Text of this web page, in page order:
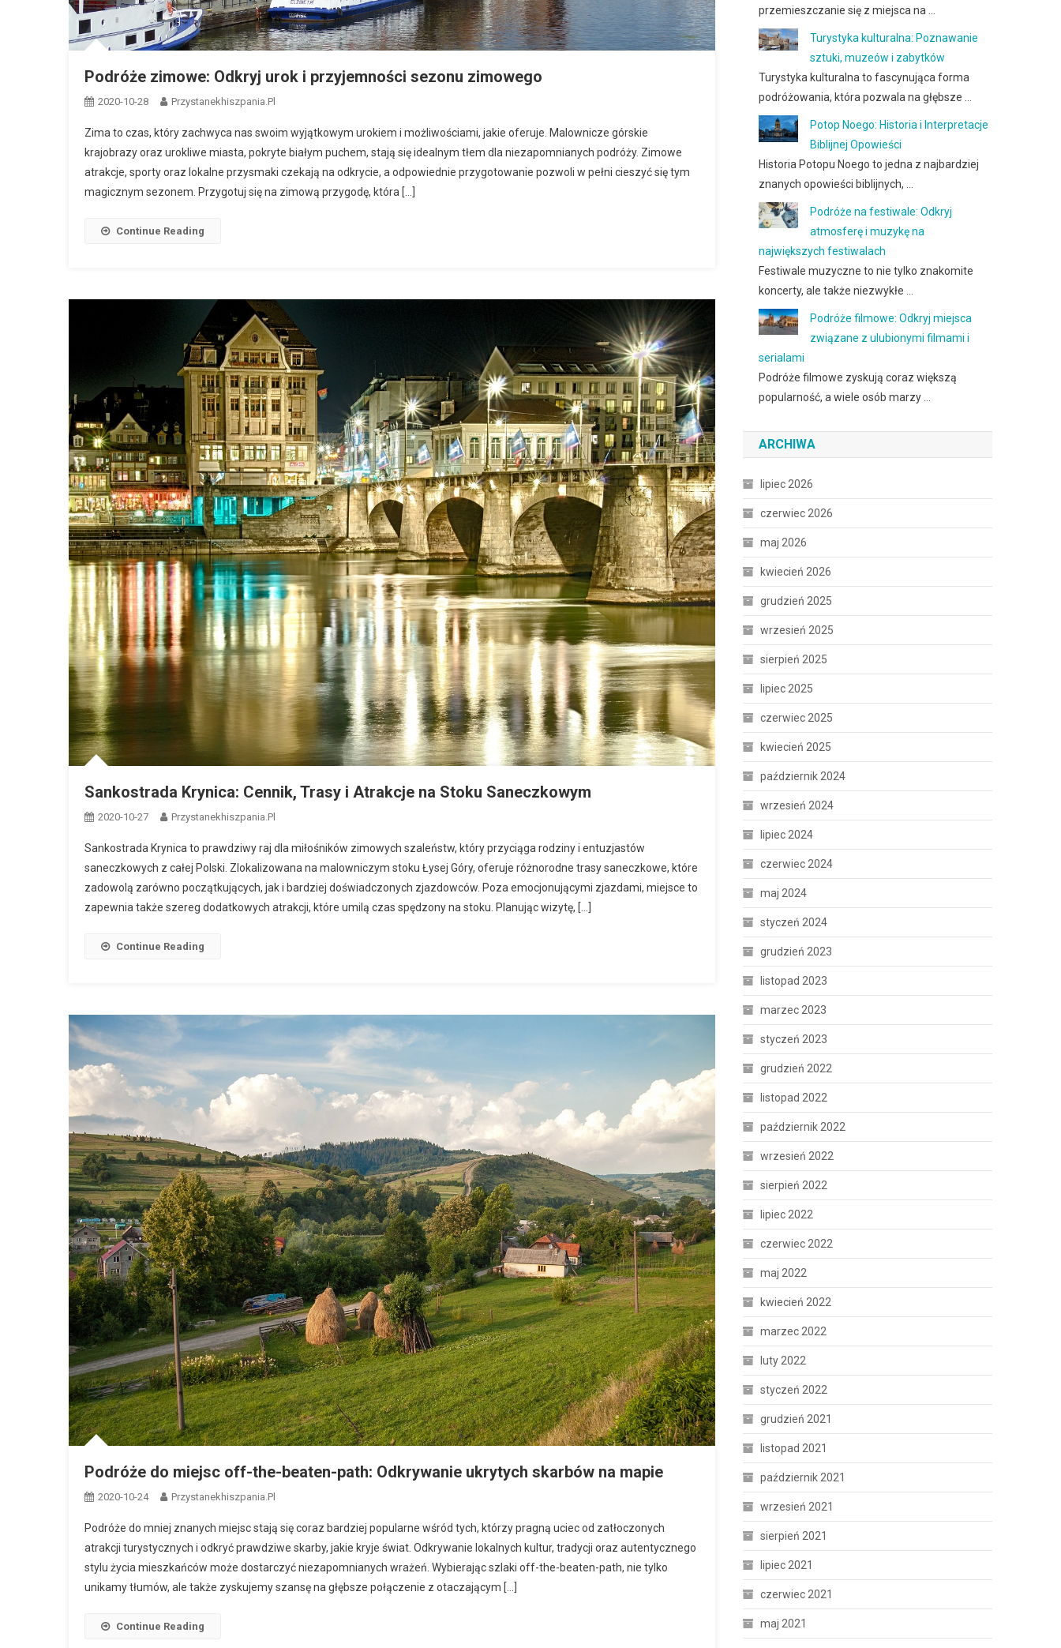
Podróże zimowe: Odkryj urok i przyjemności sezonu zimowego
2020-10-28 Przystanekhiszpania.pl
Zima to czas, który zachwyca nas swoim wyjątkowym urokiem i możliwościami, jakie oferuje. Malownicze górskie
krajobrazy oraz urokliwe miasta, pokryte białym puchem, stają się idealnym tłem dla niezapomnianych podróży. Zimowe
atrakcje, sporty oraz lokalne przysmaki czekają na odkrycie, a odpowiednie przygotowanie pozwoli w pełni cieszyć się tym
magicznym sezonem. Przygotuj się na zimową przygodę, która […]
Continue Reading
Sankostrada Krynica: Cennik, Trasy i Atrakcje na Stoku Saneczkowym
2020-10-27 Przystanekhiszpania.pl
Sankostrada Krynica to prawdziwy raj dla miłośników zimowych szaleństw, który przyciąga rodziny i entuzjastów
saneczkowych z całej Polski. Zlokalizowana na malowniczym stoku Łysej Góry, oferuje różnorodne trasy saneczkowe, które
zadowolą zarówno początkujących, jak i bardziej doświadczonych zjazdowców. Poza emocjonującymi zjazdami, miejsce to
zapewnia także szereg dodatkowych atrakcji, które umilą czas spędzony na stoku. Planując wizytę, […]
Continue Reading
Podróże do miejsc off-the-beaten-path: Odkrywanie ukrytych skarbów na mapie
2020-10-24 Przystanekhiszpania.pl
Podróże do mniej znanych miejsc stają się coraz bardziej popularne wśród tych, którzy pragną uciec od zatłoczonych
atrakcji turystycznych i odkryć prawdziwe skarby, jakie kryje świat. Odkrywanie lokalnych kultur, tradycji oraz autentycznego
stylu życia mieszkańców może dostarczyć niezapomnianych wrażeń. Wybierając szlaki off-the-beaten-path, nie tylko
unikamy tłumów, ale także zyskujemy szansę na głębsze połączenie z otaczającym […]
Continue Reading
przemieszczanie się z miejsca na …
Turystyka kulturalna: Poznawanie
sztuki, muzeów i zabytków
Turystyka kulturalna to fascynująca forma
podróżowania, która pozwala na głębsze …
Potop Noego: Historia i Interpretacje
Biblijnej Opowieści
Historia Potopu Noego to jedna z najbardziej
znanych opowieści biblijnych, …
Podróże na festiwale: Odkryj
atmosferę i muzykę na
największych festiwalach
Festiwale muzyczne to nie tylko znakomite
koncerty, ale także niezwykłe …
Podróże filmowe: Odkryj miejsca
związane z ulubionymi filmami i
serialami
Podróże filmowe zyskują coraz większą
popularność, a wiele osób marzy …
ARCHIWA
lipiec 2026
czerwiec 2026
maj 2026
kwiecień 2026
grudzień 2025
wrzesień 2025
sierpień 2025
lipiec 2025
czerwiec 2025
kwiecień 2025
październik 2024
wrzesień 2024
lipiec 2024
czerwiec 2024
maj 2024
styczeń 2024
grudzień 2023
listopad 2023
marzec 2023
styczeń 2023
grudzień 2022
listopad 2022
październik 2022
wrzesień 2022
sierpień 2022
lipiec 2022
czerwiec 2022
maj 2022
kwiecień 2022
marzec 2022
luty 2022
styczeń 2022
grudzień 2021
listopad 2021
październik 2021
wrzesień 2021
sierpień 2021
lipiec 2021
czerwiec 2021
maj 2021